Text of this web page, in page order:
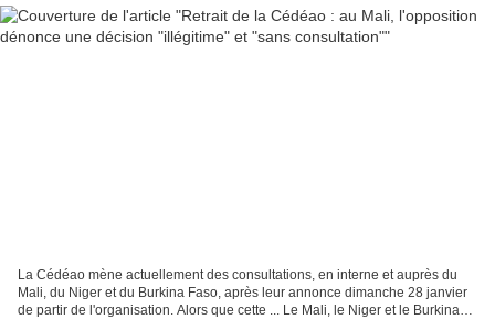
La Cédéao mène actuellement des consultations, en interne et auprès du
Mali, du Niger et du Burkina Faso, après leur annonce dimanche 28 janvier
de partir de l'organisation. Alors que cette ... Le Mali, le Niger et le Burkina